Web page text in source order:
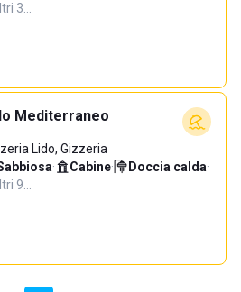
3…
Mediterraneo
Lido, Gizzeria
· Cabine· Doccia calda·
9…